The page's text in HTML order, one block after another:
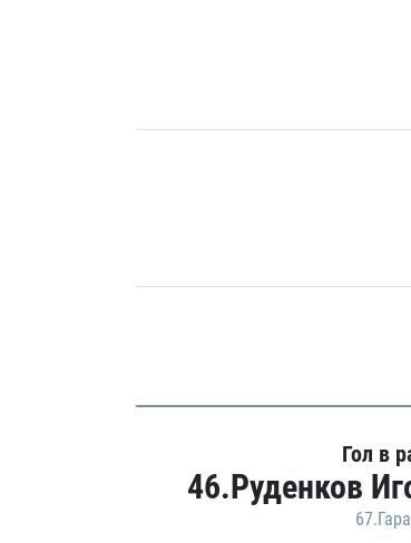
Гол в
46.Руденков